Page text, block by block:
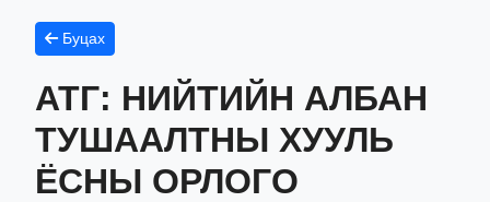
Буцах
АТГ: НИЙТИЙН АЛБАН
ТУШААЛТНЫ ХУУЛЬ
ЁСНЫ ОРЛОГО